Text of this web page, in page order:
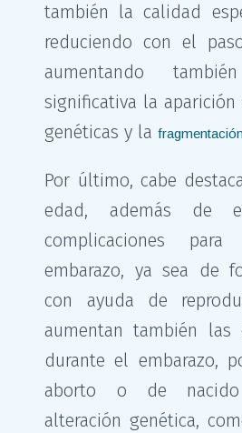
también la calidad
reduciendo con el
aumentando
significativa la aparición
genéticas y la
Por último, cabe
edad, además de
complicaciones
embarazo, ya sea de
con ayuda de
aumentan también las
durante el embarazo,
aborto o de
alteración genética,